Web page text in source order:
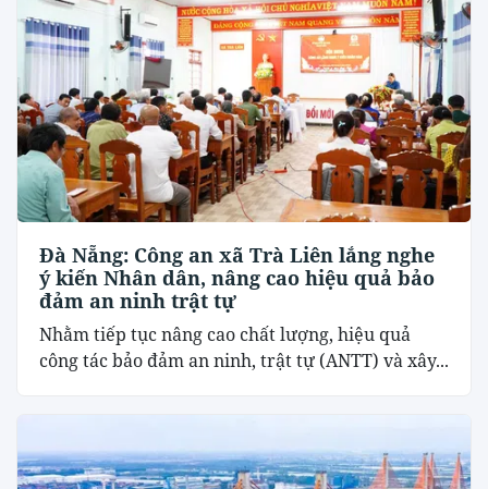
Đà Nẵng: Công an xã Trà Liên lắng nghe
ý kiến Nhân dân, nâng cao hiệu quả bảo
đảm an ninh trật tự
Nhằm tiếp tục nâng cao chất lượng, hiệu quả
công tác bảo đảm an ninh, trật tự (ANTT) và xây...